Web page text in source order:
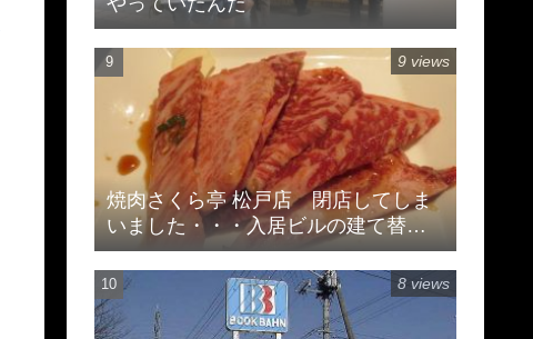
焼肉さくら亭 松戸店 閉店してしま
いました・・・入居ビルの建て替え
のため
9 views
8 views